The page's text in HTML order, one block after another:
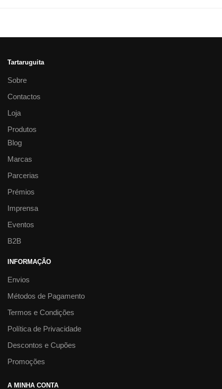
Tartaruguita
Sobre
Contactos
Loja
Produtos
Blog
Marcas
Parcerias
Prémios
Imprensa
Eventos
B2B
INFORMAÇÃO
Envios
Métodos de Pagamento
Termos e Condições
Política de Privacidade
Descontos e Cupões
Promoções
A MINHA CONTA